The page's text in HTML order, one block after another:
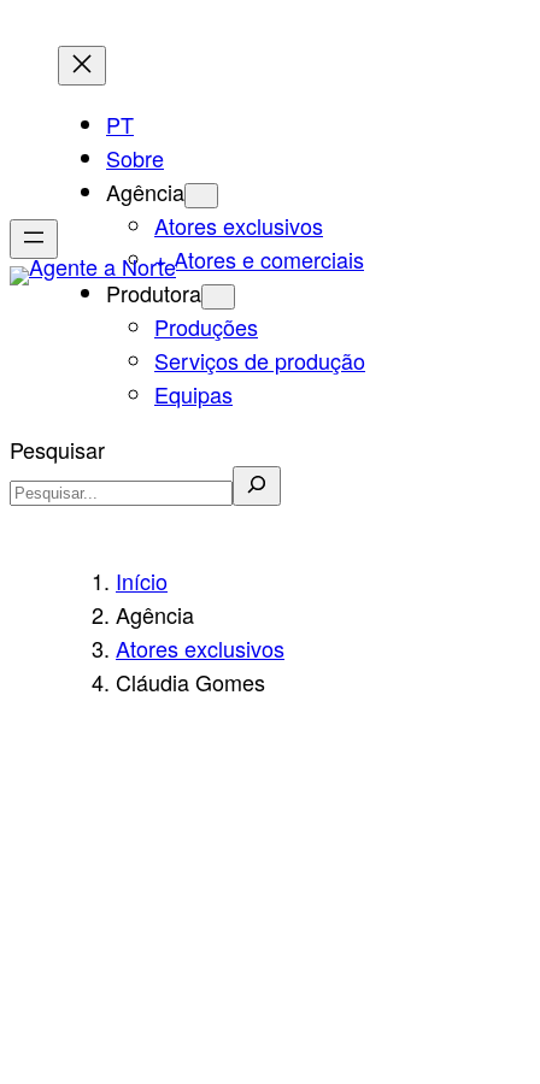
conteúdo PT
Sobre
Agência
Atores exclusivos
+ Atores e comerciais
Produtora
Produções
Serviços de produção
Equipas
Pesquisar
Início
Agência
Atores exclusivos
Cláudia Gomes